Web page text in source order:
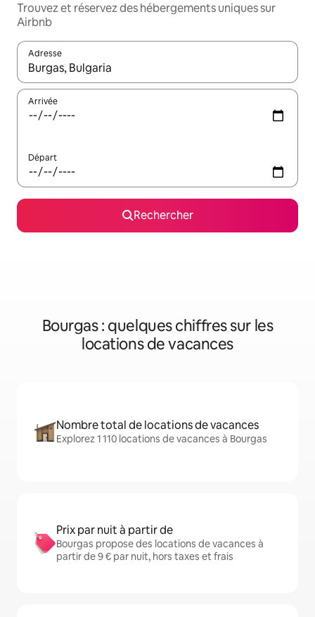
Trouvez et réservez des hébergements uniques sur
Airbnb
Adresse
Lorsque les résultats s'affichent, utilisez les flèches vers le
Arrivée
Départ
Rechercher
Bourgas : quelques chiffres sur les
locations de vacances
Nombre total de locations de vacances
Explorez 1 110 locations de vacances à Bourgas
Prix par nuit à partir de
Bourgas propose des locations de vacances à
partir de 9 € par nuit, hors taxes et frais